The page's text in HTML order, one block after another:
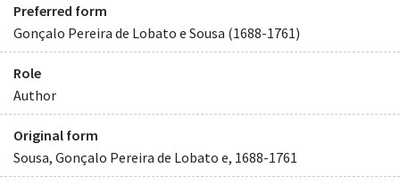
Preferred form
Gonçalo Pereira de Lobato e Sousa (1688-1761)
Role
Author
Original form
Sousa, Gonçalo Pereira de Lobato e, 1688-1761